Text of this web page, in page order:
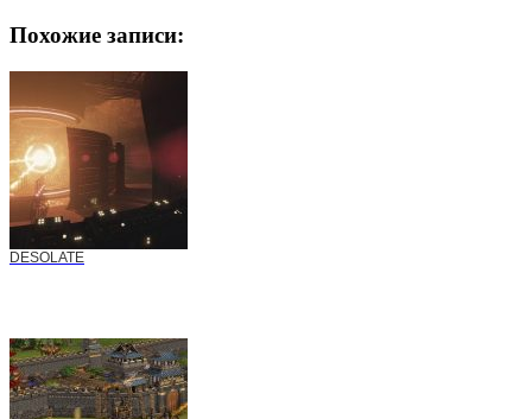
Похожие записи:
DESOLATE